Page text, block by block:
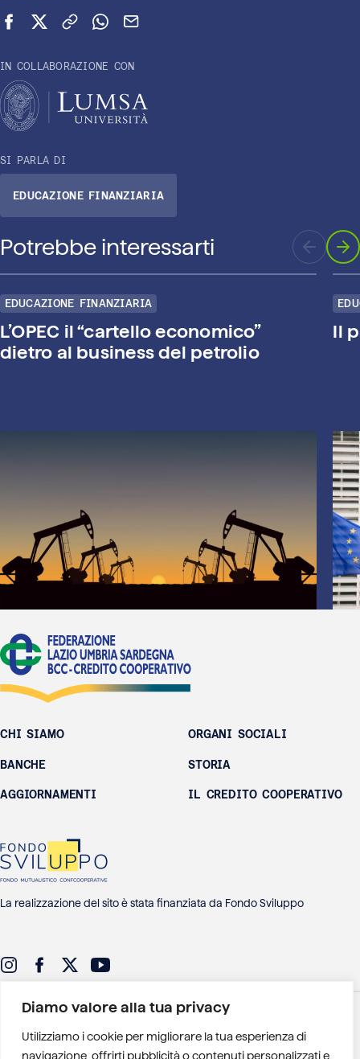
Diamo valore alla tua privacy
Utilizziamo i cookie per migliorare la tua esperienza di
navigazione, offrirti pubblicità o contenuti personalizzati e
Condividi su Facebook
Condividi su X (Twitter)
Copia link
Condividi su WhatsApp
Invia via email
IN COLLABORAZIONE CON
SI PARLA DI
EDUCAZIONE FINANZIARIA
Potrebbe interessarti
EDUCAZIONE FINANZIARIA
L’OPEC il “cartello economico”
dietro al business del petrolio
Il
CHI SIAMO
BANCHE
AGGIORNAMENTI
ORGANI SOCIALI
STORIA
IL CREDITO COOPERATIVO
La realizzazione del sito è stata finanziata da Fondo Sviluppo
CONTATTIPRIVACY POLICYCOOKIE POLICYGESTIONE DEI COOKIE
Federlus - Federazione delle Banche di Credito Cooperativo Lazio